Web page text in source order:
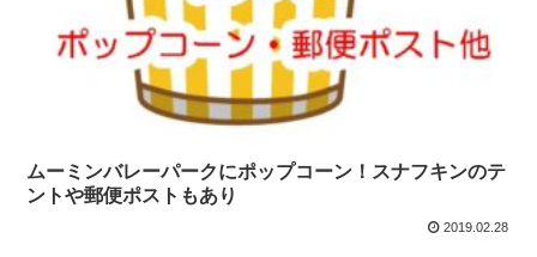
ムーミンバレーパークにポップコーン！スナフキンのテ
ントや郵便ポストもあり
2019.02.28